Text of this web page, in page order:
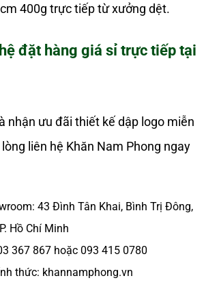
400g trực tiếp từ xưởng dệt.
đặt hàng giá sỉ trực tiếp tại
nhận ưu đãi thiết kế dập logo miễn
liên hệ Khăn Nam Phong ngay
43 Đình Tân Khai, Bình Trị Đông,
Hồ Chí Minh
367 867 hoặc 093 415 0780
thức: khannamphong.vn